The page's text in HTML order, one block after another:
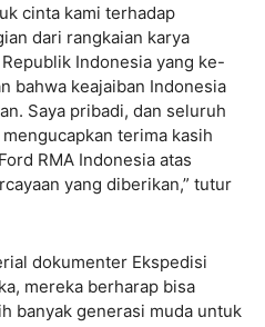
cinta kami terhadap
dari rangkaian karya
Indonesia yang ke-
bahwa keajaiban Indonesia
Saya pribadi, dan seluruh
terima kasih
RMA Indonesia atas
yang diberikan,” tutur
dokumenter Ekspedisi
mereka berharap bisa
banyak generasi muda untuk